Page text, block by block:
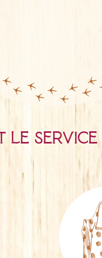
le service